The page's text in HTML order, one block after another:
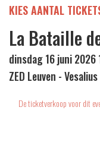
KIES AANTAL
La Bataille
dinsdag 16 juni 2026
ZED Leuven -
De ticketverkoop voor dit